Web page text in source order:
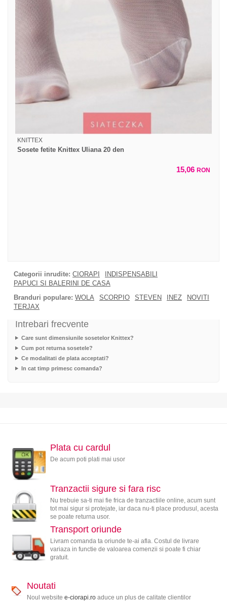
KNITTEX
Sosete fetite Knittex Uliana 20 den
15,06 RON
Categorii inrudite: CIORAPI
INDISPENSABILI
PAPUCI SI BALERINI DE CASA
Branduri populare: WOLA SCORPIO STEVEN INEZ
NOVITI
TERJAX
Intrebari frecvente
Care sunt dimensiunile sosetelor Knittex?
Cum pot returna sosetele?
Ce modalitati de plata acceptati?
In cat timp primesc comanda?
Plata cu cardul
De acum poti plati mai usor
Tranzactii sigure si fara risc
Nu trebuie sa-ti mai fie frica de tranzactiile online, acum sunt
tot mai sigur si protejate, iar daca nu-ti place produsul, acesta
se poate returna usor.
Transport oriunde
Livram comanda ta oriunde te-ai afla. Costul de livrare
variaza in functie de valoarea comenzii si poate fi chiar
gratuit.
Noutati
Noul website e-ciorapi.roaduce un plus de calitate clientilor